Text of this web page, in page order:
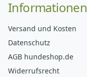
Informationen
Versand und Kosten
Datenschutz
AGB hundeshop.de
Widerrufsrecht